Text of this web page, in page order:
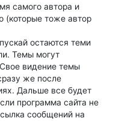
самого автора и
(которые тоже автор
остаются теми
Темы могут
видение темы
же после
Дальше все будет
программа сайта не
сообщений на